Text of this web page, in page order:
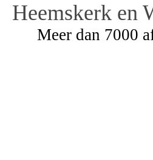
Heemskerk en
Meer dan 7000